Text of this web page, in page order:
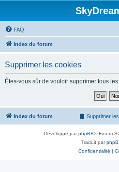
FAQ
Index du forum
Supprimer les cookies
Êtes-vous sûr de vouloir supprimer tous
Index du forum Supprimer
Développé parphpBB® Forum
Traduit par
Confidentialité |